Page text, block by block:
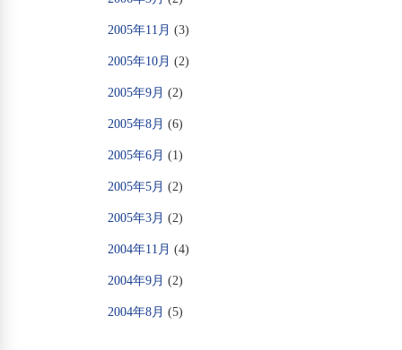
2005年11月 (3)
2005年10月 (2)
2005年9月 (2)
2005年8月 (6)
2005年6月 (1)
2005年5月 (2)
2005年3月 (2)
2004年11月 (4)
2004年9月 (2)
2004年8月 (5)